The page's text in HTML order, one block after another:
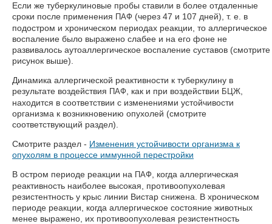
Если же туберкулиновые пробы ставили в более отдаленные
сроки после применения
ПАФ (через 47 и 107 дней), т. е. в
подостром и хроническом периодах реакции, то аллергическое
воспаление было выражено слабее и на его фоне не
развивалось аутоаллергическое воспаление суставов (смотрите
рисунок выше).
Динамика аллергической реактивности к туберкулину в
результате воздействия
ПАФ , как и при воздействии БЦЖ
находится в соответствии с изменениями устойчивости
организма к возникновению опухолей (смотрите
соответствующий раздел).
Смотрите раздел - Изменения устойчивости организма к
опухолям в процессе иммунной перестройки
В остром периоде реакции на
ПАФ
, когда аллергическая
реактивность наиболее высокая, противоопухолевая
резистентность у крыс линии Вистар снижена. В хроническом
периоде реакции, когда аллергическое состояние животных
менее выражено, их противоопухолевая резистентность